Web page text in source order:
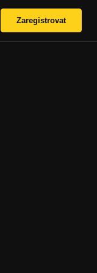
Zaregistrovat